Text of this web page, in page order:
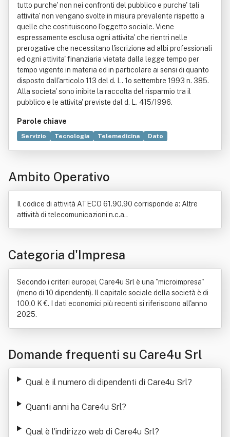
tutto purche' non nei confronti del pubblico e purche' tali
attivita' non vengano svolte in misura prevalente rispetto a
quelle che costituiscono l'oggetto sociale. Viene
espressamente esclusa ogni attivita' che rientri nelle
prerogative che necessitano l'iscrizione ad albi professionali
ed ogni attivita' finanziaria vietata dalla legge tempo per
tempo vigente in materia ed in particolare ai sensi di quanto
disposto dall'articolo 113 del d. L. 1o settembre 1993 n. 385.
Alla societa' sono inibite la raccolta del risparmio tra il
pubblico e le attivita' previste dal d. L. 415/1996.
Parole chiave
Servizio Tecnologia Telemedicina
Dato
Diritto
Economia Know-how
Ambito Operativo
Il codice di attività ATECO 61.90.90 corrisponde a: Altre
attività di telecomunicazioni n.c.a..
Categoria d'Impresa
Secondo i criteri europei, Care4u Srl è una "microimpresa"
(meno di 10 dipendenti). Il capitale sociale della società è di
100.0 K €. I dati economici più recenti si riferiscono all'anno
2025.
Domande frequenti su Care4u Srl
Qual è il numero di dipendenti di Care4u Srl?
Quanti anni ha Care4u Srl?
Qual è l'indirizzo web di Care4u Srl?